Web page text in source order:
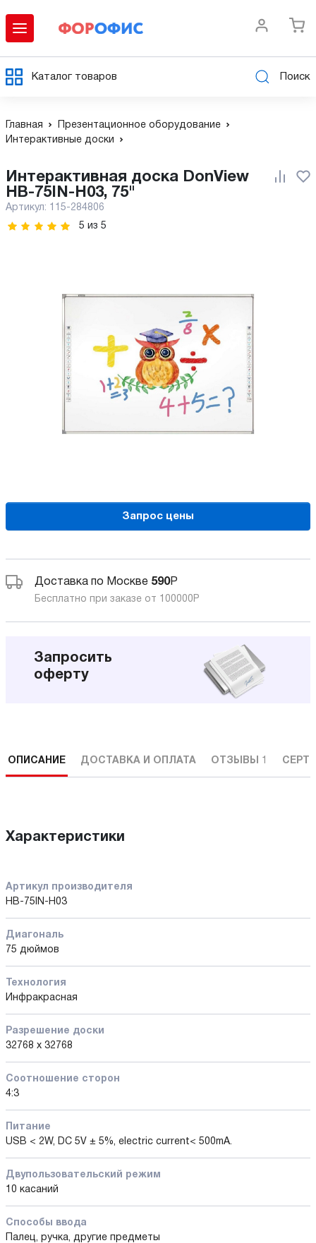
Каталог товаров Поиск
Главная
Презентационное оборудование
Интерактивные доски
Интерактивная доска DonView
HB-75IN-H03, 75"
Артикул: 115-284806
5 из 5
Запрос цены
Доставка по Москве 590Р
Бесплатно при заказе от 100000 Р
Запросить
оферту
ОПИСАНИЕ ДОСТАВКА И ОПЛАТА ОТЗЫВЫ
Характеристики
Артикул производителя
HB-75IN-H03
Диагональ
75 дюймов
Технология
Инфракрасная
Разрешение доски
32768 х 32768
Соотношение сторон
4:3
Питание
USB < 2W, DC 5V ± 5%, electric current< 500mA.
Двупользовательский режим
10 касаний
Способы ввода
Палец, ручка, другие предметы